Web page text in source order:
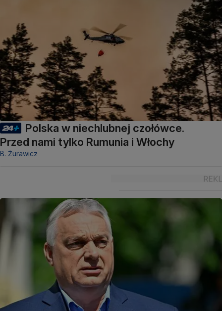
Polska w niechlubnej czołówce.
Przed nami tylko Rumunia i Włochy
B. Żurawicz